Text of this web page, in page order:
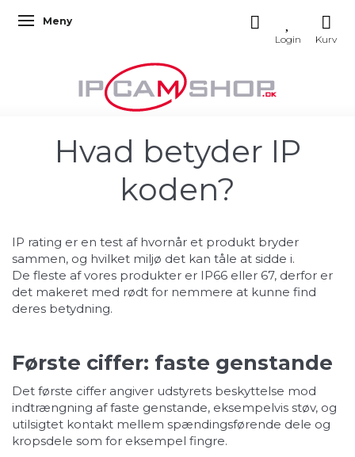
Veksle navigasjon
Meny
Hvad betyder IP
koden?
IP rating er en test af hvornår et produkt bryder
sammen, og hvilket miljø det kan tåle at sidde i.
De fleste af vores produkter er IP66 eller 67, derfor er
det makeret med rødt for nemmere at kunne find
deres betydning.
Første ciffer: faste genstande
Det første ciffer angiver udstyrets beskyttelse mod
indtrængning af faste genstande, eksempelvis støv, og
utilsigtet kontakt mellem spændingsførende dele og
kropsdele som for eksempel fingre.